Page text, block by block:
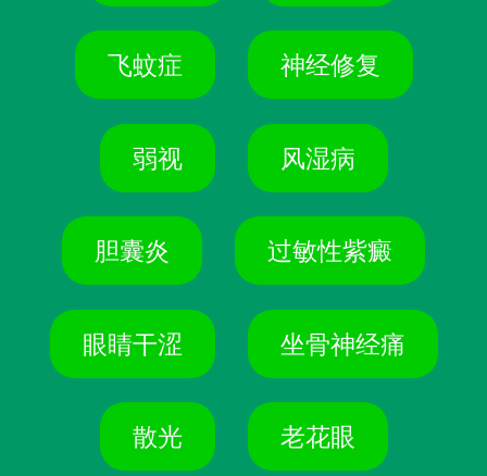
飞蚊症 神经修复
弱视 风湿病
胆囊炎 过敏性紫癜
眼睛干涩 坐骨神经痛
散光 老花眼